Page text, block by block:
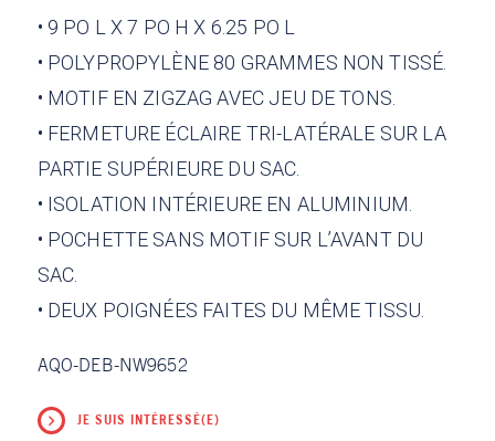
• 9 PO L X 7 PO H X 6.25 PO L
• POLYPROPYLÈNE 80 GRAMMES NON TISSÉ.
• MOTIF EN ZIGZAG AVEC JEU DE TONS.
• FERMETURE ÉCLAIRE TRI-LATÉRALE SUR LA
PARTIE SUPÉRIEURE DU SAC.
• ISOLATION INTÉRIEURE EN ALUMINIUM.
• POCHETTE SANS MOTIF SUR L’AVANT DU
SAC.
• DEUX POIGNÉES FAITES DU MÊME TISSU.
AQO-DEB-NW9652
JE SUIS INTÉRESSÉ(E)